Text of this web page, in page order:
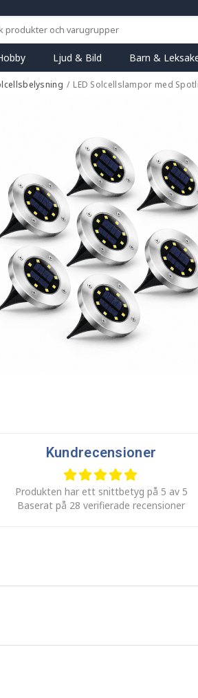
Ljud & Bild Barn &
/ LED Solcellslampor med
Kundrecensioner
Produkten har ett snittbetyg på 5 av 5
Baserat på 28 verifierade recensioner